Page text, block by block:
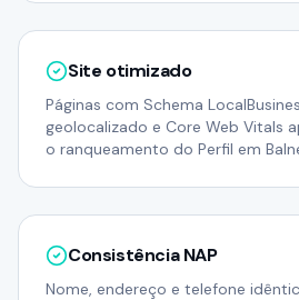
Site otimizado
Páginas com Schema
geolocalizado e Core Web Vitals
o ranqueamento do Perfil em
Consistência NAP
Nome, endereço e telefone